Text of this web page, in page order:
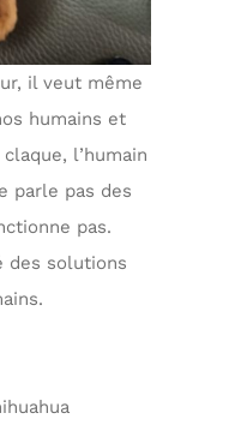
il veut même
humains et
l’humain
parle pas des
pas.
des solutions